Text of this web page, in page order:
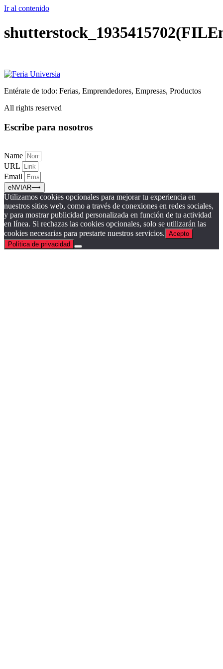
Ir al contenido
Entérate de todo: Ferias, Emprendedores, Empresas, Productos
All rights reserved
Escribe para nosotros
Name
URL
Email
eNVIAR⟶
Utilizamos cookies opcionales para mejorar tu experiencia en
nuestros sitios web, como a través de conexiones en redes sociales,
y para mostrar publicidad personalizada en función de tu actividad
en línea. Si rechazas las cookies opcionales, solo se utilizarán las
cookies necesarias para prestarte nuestros servicios. Acepto
Política de privacidad